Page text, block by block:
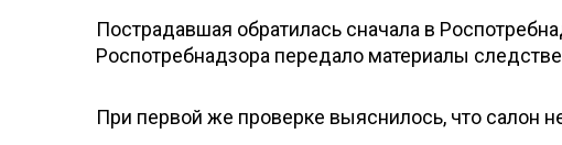
Пострадавшая обратилась сначала в
Роспотребнадзора передало материалы
При первой же проверке выяснилось, что салон